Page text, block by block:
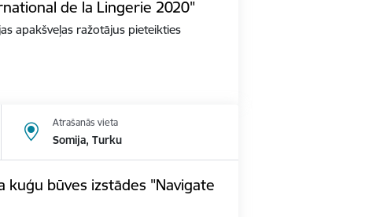
de la Lingerie 2020"
apakšveļas ražotājus pieteikties
Atrašanās vieta
Somija, Turku
būves izstādes "Navigate